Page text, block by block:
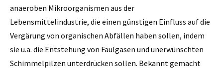
anaeroben Mikroorganismen aus der
Lebensmittelindustrie, die einen günstigen Einfluss auf die
Vergärung von organischen Abfällen haben sollen, indem
sie u.a. die Entstehung von Faulgasen und unerwünschten
Schimmelpilzen unterdrücken sollen. Bekannt gemacht